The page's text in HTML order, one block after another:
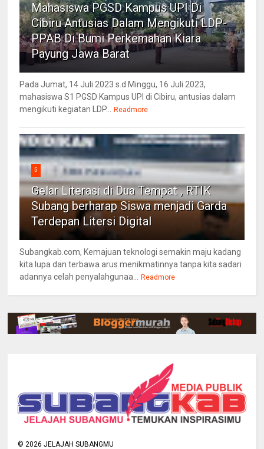
Mahasiswa PGSD Kampus UPI Di
Cibiru Antusias Dalam Mengikuti LDP-
PPAB Di Bumi Perkemahan Kiara
Payung Jawa Barat
Pada Jumat, 14 Juli 2023 s.d Minggu, 16 Juli 2023,
mahasiswa S1 PGSD Kampus UPI di Cibiru, antusias dalam
mengikuti kegiatan LDP... Readmore
5
Gelar Literasi di Dua Tempat , RTIK
Subang berharap Siswa menjadi Garda
Terdepan Litersi Digital
Subangkab.com, Kemajuan teknologi semakin maju kadang
kita lupa dan terbawa arus menikmatinnya tanpa kita sadari
adannya celah penyalahgunaa... Readmore
©2026 JELAJAH SUBANGMU